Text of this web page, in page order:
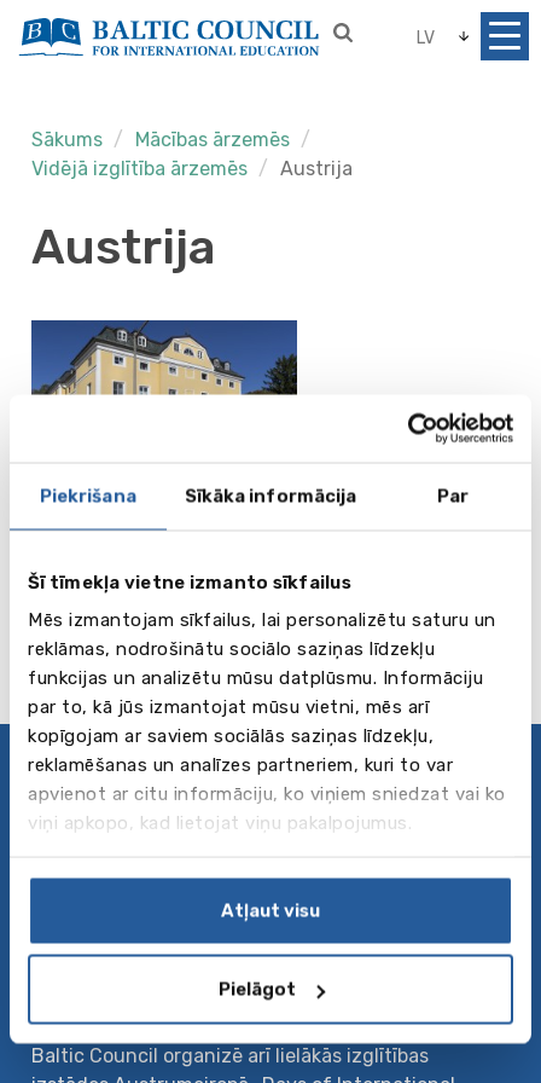
Piekrišana Sīkāka informācija Par
Šī tīmekļa vietne izmanto sīkfailus
Mēs izmantojam sīkfailus, lai personalizētu saturu un
reklāmas, nodrošinātu sociālo saziņas līdzekļu
funkcijas un analizētu mūsu datplūsmu. Informāciju
par to, kā jūs izmantojat mūsu vietni, mēs arī
kopīgojam ar saviem sociālās saziņas līdzekļu,
reklamēšanas un analīzes partneriem, kuri to var
apvienot ar citu informāciju, ko viņiem sniedzat vai ko
viņi apkopo, kad lietojat viņu pakalpojumus.
Atļaut visu
Pielāgot
LV
Sākums
Mācības ārzemēs
Vidējā izglītība ārzemēs
Austrija
Austrija
American International School
Salzburg
Skatīt vairāk Salzburg
Privātuma politika
Seko mums
Baltic Council for International Education ir viena
– sākot no valodu kursiem un vasaras nometnēm
līdz vidējai, profesionālajai un augstākajai izglītībai.
Baltic Council organizē arī lielākās izglītības